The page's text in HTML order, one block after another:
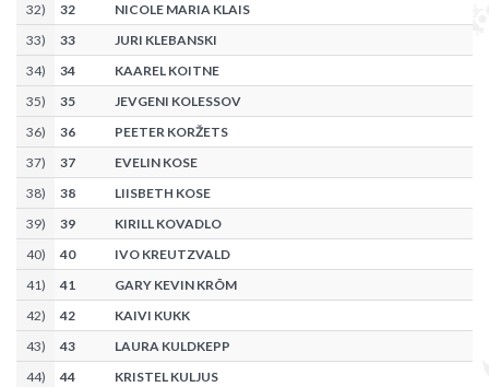
32) 32
NICOLE MARIA KLAIS
33) 33
JURI KLEBANSKI
34) 34
KAAREL KOITNE
35) 35
JEVGENI KOLESSOV
36) 36
PEETER KORŽETS
37) 37
EVELIN KOSE
38) 38
LIISBETH KOSE
39) 39
KIRILL KOVADLO
40) 40
IVO KREUTZVALD
41) 41
GARY KEVIN KRÕM
42) 42
KAIVI KUKK
43) 43
LAURA KULDKEPP
44) 44
KRISTEL KULJUS